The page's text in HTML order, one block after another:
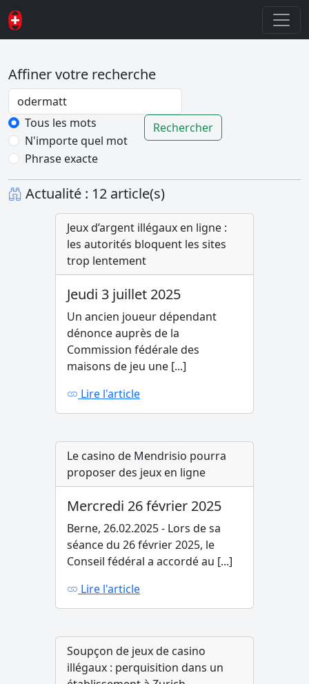
Affiner votre recherche
Password
Tous les mots
N'importe quel mot
Phrase exacte
Rechercher
Actualité : 12 article(s)
Jeux d’argent illégaux en ligne :
les autorités bloquent les sites
trop lentement
Jeudi 3 juillet 2025
Un ancien joueur dépendant
dénonce auprès de la
Commission fédérale des
maisons de jeu une [...]
Lire l'article
Le casino de Mendrisio pourra
proposer des jeux en ligne
Mercredi 26 février 2025
Berne, 26.02.2025 - Lors de sa
séance du 26 février 2025, le
Conseil fédéral a accordé au [...]
Lire l'article
Soupçon de jeux de casino
illégaux : perquisition dans un